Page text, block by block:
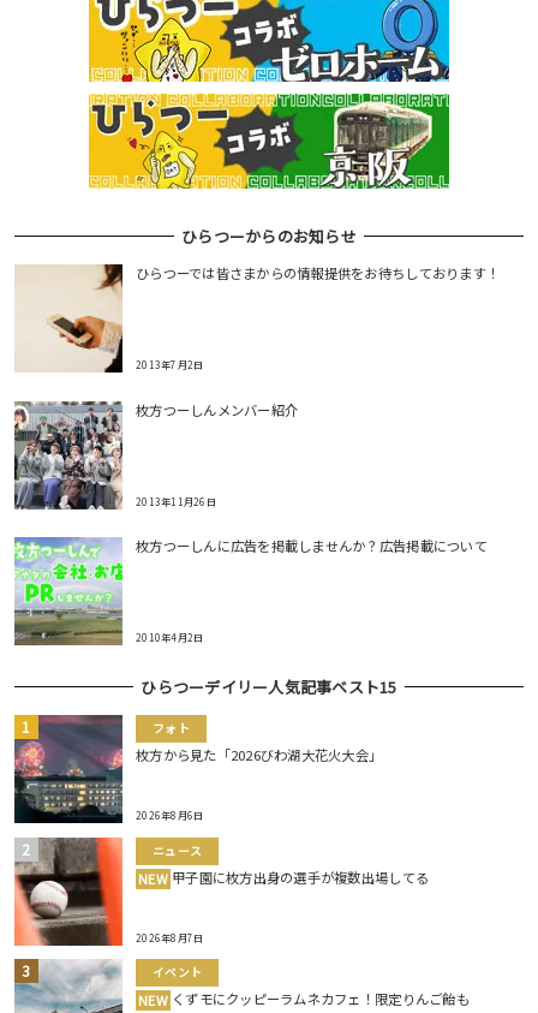
ひらつーからのお知らせ
ひらつーでは皆さまからの情報提供をお待ちしております！
2013年7月2日
枚方つーしんメンバー紹介
2013年11月26日
枚方つーしんに広告を掲載しませんか？広告掲載について
2010年4月2日
ひらつーデイリー人気記事ベスト15
フォト
枚方から見た「2026びわ湖大花火大会」
2026年8月6日
ニュース
NEW 甲子園に枚方出身の選手が複数出場してる
2026年8月7日
イベント
NEW くずモにクッピーラムネカフェ！限定りんご飴も